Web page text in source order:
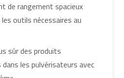
de rangement spacieux
outils nécessaires au
sûr des produits
les pulvérisateurs avec